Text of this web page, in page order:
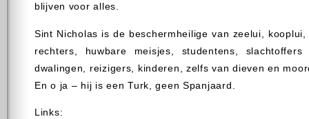
blijven voor alles.
Sint Nicholas is de beschermheilige van zeelui,
rechters, huwbare meisjes, studentens, slachtoffers
dwalingen, reizigers, kinderen, zelfs van dieven en
En o ja – hij is een Turk, geen Spanjaard.
Links: